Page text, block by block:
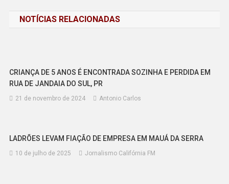
Post
NOTÍCIAS RELACIONADAS
CRIANÇA DE 5 ANOS É ENCONTRADA SOZINHA E PERDIDA EM
RUA DE JANDAIA DO SUL, PR
21 de novembro de 2024 Antonio Carlos
LADRÕES LEVAM FIAÇÃO DE EMPRESA EM MAUÁ DA SERRA
10 de julho de 2025 Jornalismo Califórnia FM